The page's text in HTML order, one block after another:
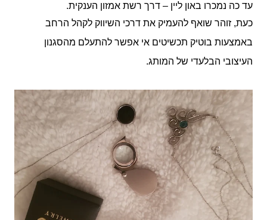
עד כה נמכרו באון ליין – דרך רשת אמזון הענקית.
כעת, זוהר שואף להעמיק את דרכי השיווק לקהל הרחב
באמצעות בוטיק תכשיטים אי אפשר להתעלם מהסגנון
העיצובי הבלעדי של המותג.